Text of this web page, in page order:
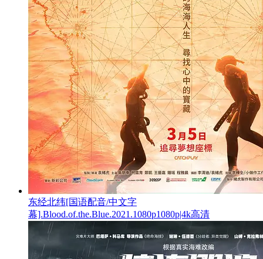
东经北纬[国语配音/中文字
幕].Blood.of.the.Blue.2021.1080p1080p|4k高清